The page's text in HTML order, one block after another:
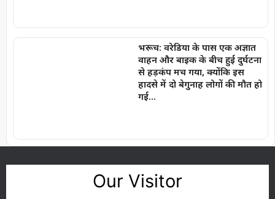
भरूच: वरेडिया के पास एक अज्ञात
वाहन और बाइक के बीच हुई दुर्घटना
से हड़कंप मच गया, क्योंकि इस
हादसे में दो बेगुनाह लोगों की मौत हो
गई…
Our Visitor